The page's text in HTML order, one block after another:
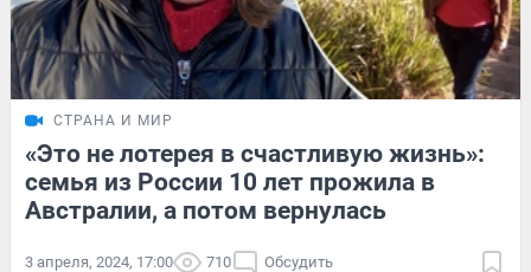
СТРАНА И МИР
«Это не лотерея в счастливую жизнь»:
семья из России 10 лет прожила в
Австралии, а потом вернулась
3 апреля, 2024, 17:00 710 Обсудить